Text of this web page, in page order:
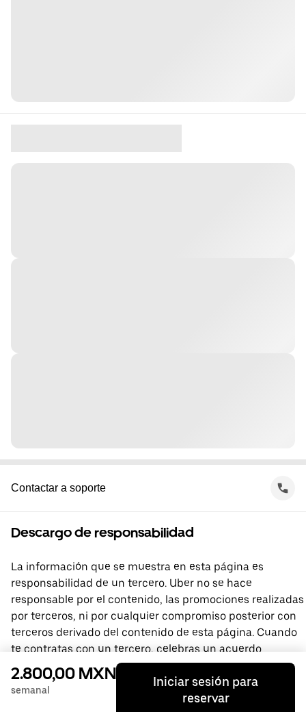
Contactar a soporte
Descargo de responsabilidad
La información que se muestra en esta página es
responsabilidad de un tercero. Uber no se hace
responsable por el contenido, las promociones realizadas
por terceros, ni por cualquier compromiso posterior con
terceros derivado del contenido de esta página. Cuando
te contratas con un tercero, celebras un acuerdo
directamente con él, del que Uber no forma parte. Si
tienes preguntas, comunícate directamente con el
tercero.
2.800,00 MXN
semanal
Iniciar sesión para
reservar